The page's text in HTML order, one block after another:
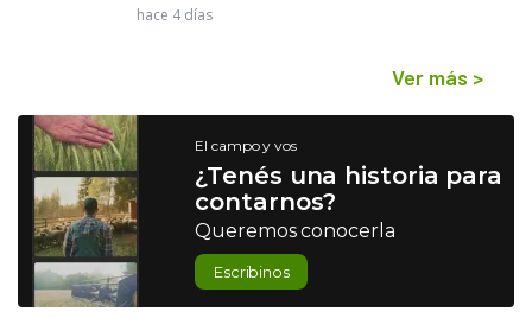
hace 4 días
Ver más >
El campo y vos
¿Tenés una historia para
contarnos?
Queremos conocerla
Escribinos